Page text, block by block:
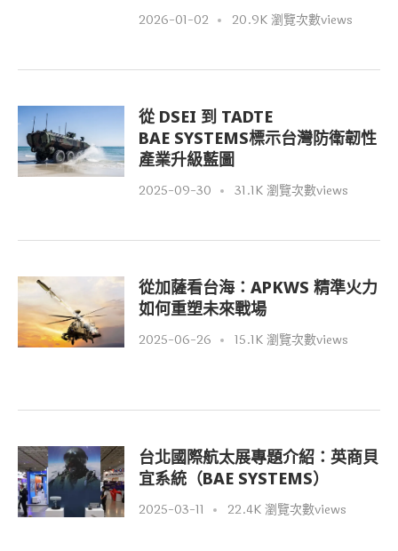
2026-01-02 20.9K 瀏覽次數views
從 DSEI 到 TADTE
BAE SYSTEMS標示台灣防衛韌性
產業升級藍圖
2025-09-30 31.1K 瀏覽次數views
從加薩看台海：APKWS 精準火力
如何重塑未來戰場
2025-06-26 15.1K 瀏覽次數views
台北國際航太展專題介紹：英商貝
宜系統（BAE SYSTEMS）
2025-03-11 22.4K 瀏覽次數views